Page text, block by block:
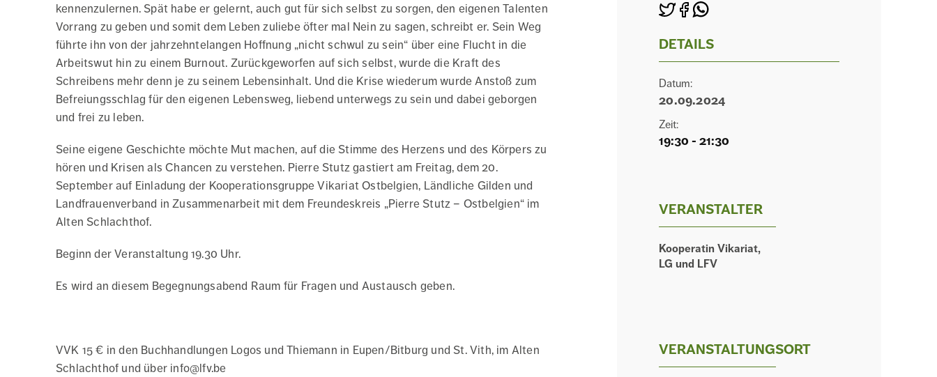
kennenzulernen. Spät habe er gelernt, auch gut für sich selbst zu sorgen, den eigenen Talenten
Vorrang zu geben und somit dem Leben zuliebe öfter mal Nein zu sagen, schreibt er. Sein Weg
führte ihn von der jahrzehntelangen Hoffnung „nicht schwul zu sein“ über eine Flucht in die
Arbeitswut hin zu einem Burnout. Zurückgeworfen auf sich selbst, wurde die Kraft des
Schreibens mehr denn je zu seinem Lebensinhalt. Und die Krise wiederum wurde Anstoß zum
Befreiungsschlag für den eigenen Lebensweg, liebend unterwegs zu sein und dabei geborgen
und frei zu leben.
Seine eigene Geschichte möchte Mut machen, auf die Stimme des Herzens und des Körpers zu
hören und Krisen als Chancen zu verstehen. Pierre Stutz gastiert am Freitag, dem 20.
September auf Einladung der Kooperationsgruppe Vikariat Ostbelgien, Ländliche Gilden und
Landfrauenverband in Zusammenarbeit mit dem Freundeskreis „Pierre Stutz – Ostbelgien“ im
Alten Schlachthof.
Beginn der Veranstaltung 19.30 Uhr.
Es wird an diesem Begegnungsabend Raum für Fragen und Austausch geben.
VVK 15 € in den Buchhandlungen Logos und Thiemann in Eupen/Bitburg und St. Vith, im Alten
Schlachthof und über info@lfv.be
DETAILS
Datum:
20.09.2024
Zeit:
19:30 - 21:30
VERANSTALTER
Kooperatin Vikariat,
LG und LFV
VERANSTALTUNGSORT